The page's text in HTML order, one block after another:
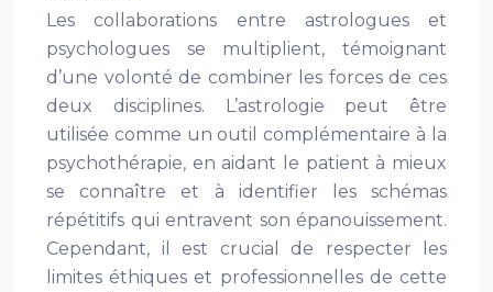
Les collaborations entre astrologues et
psychologues se multiplient, témoignant
d’une volonté de combiner les forces de ces
deux disciplines. L’astrologie peut être
utilisée comme un outil complémentaire à la
psychothérapie, en aidant le patient à mieux
se connaître et à identifier les schémas
répétitifs qui entravent son épanouissement.
Cependant, il est crucial de respecter les
limites éthiques et professionnelles de cette